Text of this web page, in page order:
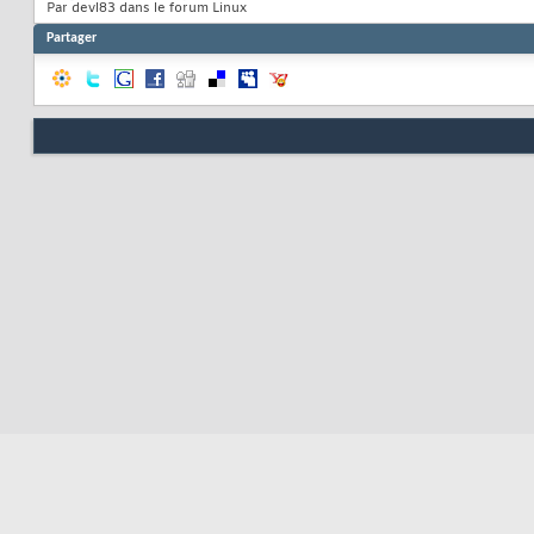
Par devl83 dans le forum Linux
Partager